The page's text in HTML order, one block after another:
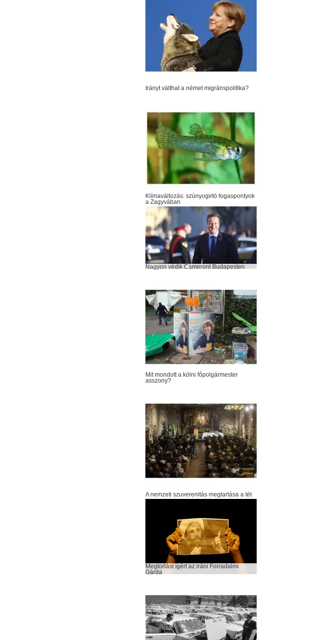
Irányt válthat a német migránspolitika?
Klímaváltozás: szúnyogirtó fogaspontyok
a Zagyvában
Nagyon védik Cameront Budapesten
Mit mondott a kölni főpolgármester
asszony?
A nemzeti szuverenitás megtartása a tét
Megtorlást ígért az iráni Forradalmi
Gárda